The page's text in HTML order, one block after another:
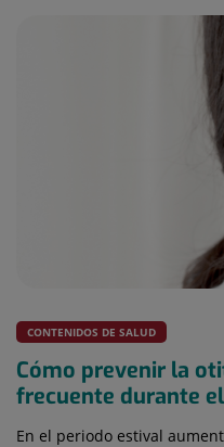
CONTENIDOS DE SALUD
Cómo prevenir la
frecuente durante
En el periodo estival